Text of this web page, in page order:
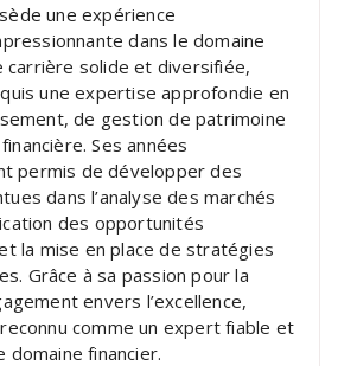
une expérience
dans le domaine
carrière solide et diversifiée,
une expertise approfondie en
de gestion de patrimoine
Ses années
permis de développer des
dans l’analyse des marchés
des opportunités
la mise en place de stratégies
Grâce à sa passion pour la
envers l’excellence,
comme un expert fiable et
financier.